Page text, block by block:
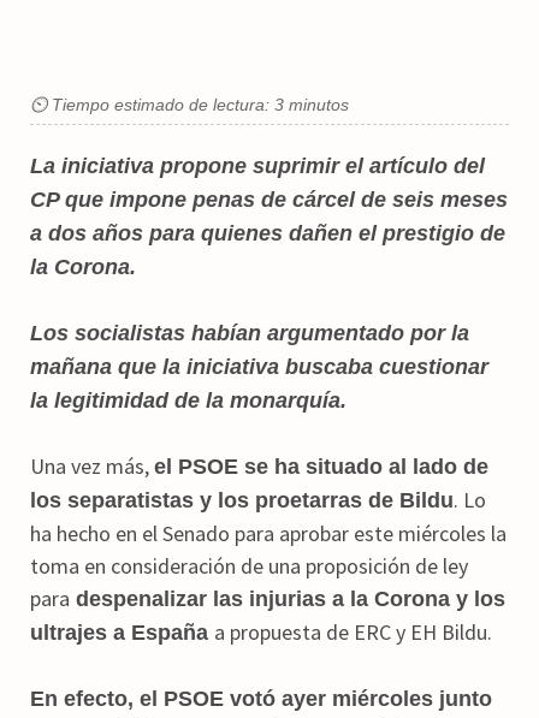
⏲ Tiempo estimado de lectura: 3 minutos
La iniciativa propone suprimir el artículo del
CP que impone penas de cárcel de seis meses
a dos años para quienes dañen el prestigio de
la Corona.
Los socialistas habían argumentado por la
mañana que la iniciativa buscaba cuestionar
la legitimidad de la monarquía.
Una vez más, el PSOE se ha situado al lado de
los separatistas y los proetarras de Bildu. Lo
ha hecho en el Senado para aprobar este miércoles la
toma en consideración de una proposición de ley
para despenalizar las injurias a la Corona y los
ultrajes a España a propuesta de ERC y EH Bildu.
En efecto, el PSOE votó ayer miércoles junto